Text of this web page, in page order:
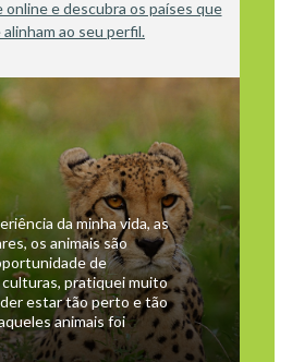
da minha vida, as
os animais são
de
pratiquei muito
estar tão perto e tão
animais foi
online e descubra os países que
alinham ao seu perfil.